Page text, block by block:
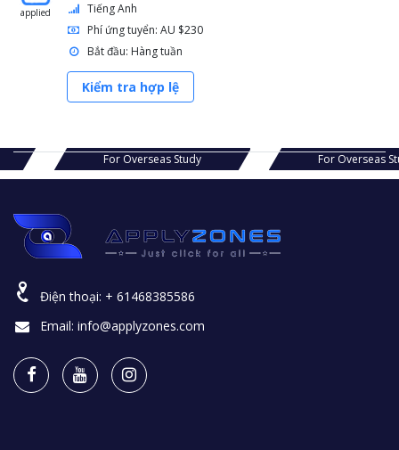
applied
Tiếng Anh
Phí ứng tuyển: AU $230
Bắt đầu: Hàng tuần
Kiểm tra hợp lệ
Study For Overseas Study For
Điện thoại: + 61468385586
Email: info@applyzones.com